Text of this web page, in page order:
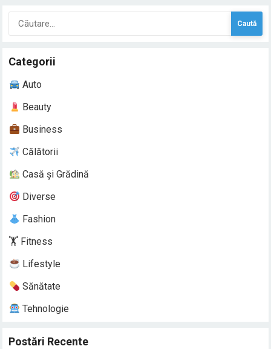
venituri mai mari, dar și riscuri asociate cu complexitatea
gestionării unei afaceri care…
Caută
Categorii
Auto
Beauty
Business
Călătorii
Casă și Grădină
Diverse
Fashion
🏋️ Fitness
Lifestyle
Sănătate
Tehnologie
Postări Recente